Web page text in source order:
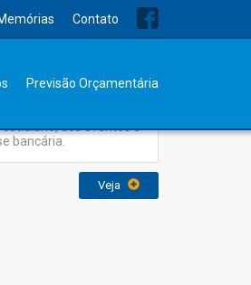
Contato
Previsão Orçamentária
dos eventos e
bancária.
Veja